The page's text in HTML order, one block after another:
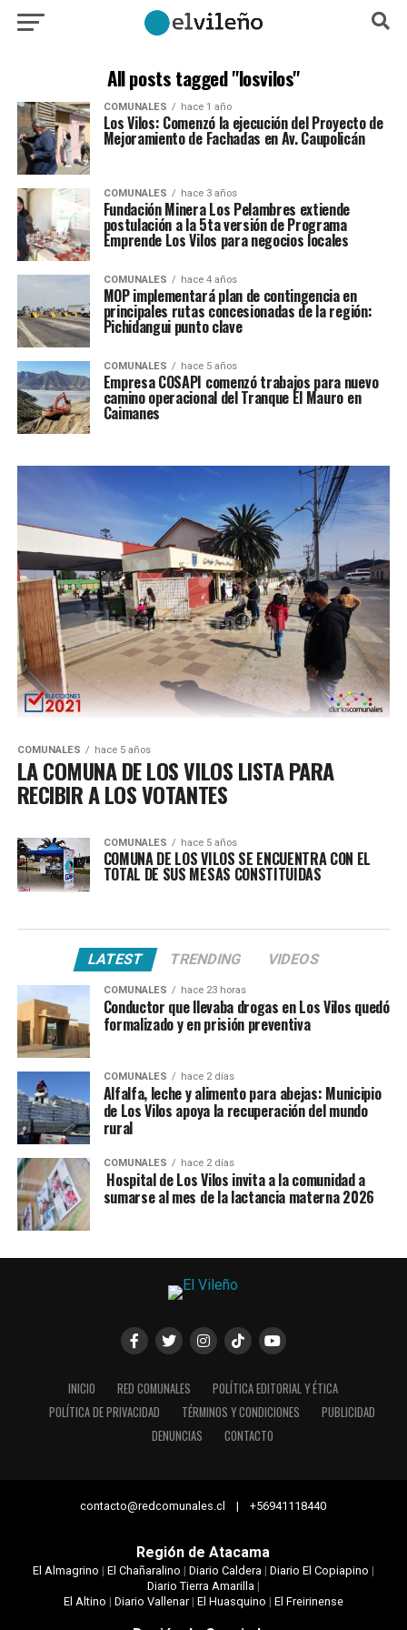
All posts tagged "losvilos"
COMUNALES hace 1 año
Los Vilos: Comenzó la ejecución del Proyecto de
Mejoramiento de Fachadas en Av. Caupolicán
COMUNALES hace 3 años
Fundación Minera Los Pelambres extiende
postulación a la 5ta versión de Programa
Emprende Los Vilos para negocios locales
COMUNALES hace 4 años
MOP implementará plan de contingencia en
principales rutas concesionadas de la región:
Pichidangui punto clave
COMUNALES hace 5 años
Empresa COSAPI comenzó trabajos para nuevo
camino operacional del Tranque El Mauro en
Caimanes
COMUNALES hace 5 años
LA COMUNA DE LOS VILOS LISTA PARA
RECIBIR A LOS VOTANTES
COMUNALES hace 5 años
COMUNA DE LOS VILOS SE ENCUENTRA CON EL
TOTAL DE SUS MESAS CONSTITUIDAS
LATEST TRENDING VIDEOS
COMUNALES hace 23 horas
Conductor que llevaba drogas en Los Vilos quedó
formalizado y en prisión preventiva
COMUNALES hace 2 días
Alfalfa, leche y alimento para abejas: Municipio
de Los Vilos apoya la recuperación del mundo
rural
COMUNALES hace 2 días
Hospital de Los Vilos invita a la comunidad a
sumarse al mes de la lactancia materna 2026
INICIO RED COMUNALES
POLÍTICA EDITORIAL Y ÉTICA
POLÍTICA DE PRIVACIDAD
TÉRMINOS Y CONDICIONES
PUBLICIDAD
DENUNCIAS
CONTACTO
contacto@redcomunales.cl | +56941118440
Región de Atacama
El Almagrino | El Chañaralino | Diario Caldera| Diario El Copiapino |
Diario Tierra Amarilla|
El Altino | Diario Vallenar| El Huasquino | El Freirinense